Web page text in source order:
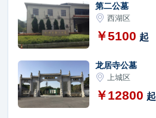
第二公墓
西湖区
￥5100 起
龙居寺公墓
上城区
￥12800 起